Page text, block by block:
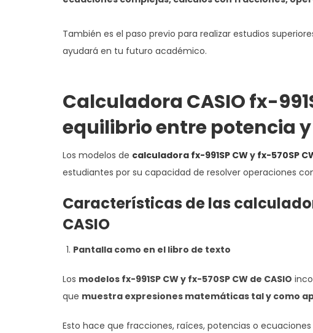
También es el paso previo para realizar estudios
ayudará en tu futuro académico.
Calculadora CASIO fx-
equilibrio entre potencia
Los modelos de calculadora fx-991SP CWy fx-570SP
estudiantes por su capacidad de resolver operaciones
Características de las
CASIO
Pantalla como en el libro de texto
Los modelos fx-991SP CW y fx-570SP CW de CASIO
que muestra expresiones matemáticas tal y como
Esto hace que fracciones, raíces, potencias o